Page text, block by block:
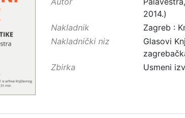
2014.)
Nakladnik
Zagreb :
Nakladnički niz
Glasovi
Zbirka
Usmeni